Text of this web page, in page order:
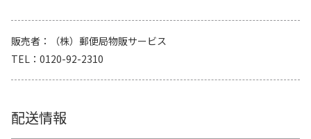
販売者
（株）郵便局物販サービス
TEL
0120-92-2310
配送情報